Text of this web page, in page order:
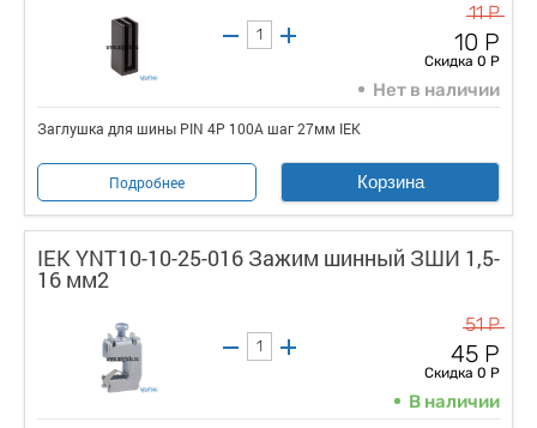
11 Р
10 Р
Скидка 0 Р
Нет в наличии
Заглушка для шины PIN 4Р 100А шаг 27мм IEK
Подробнее Корзина
IEK YNT10-10-25-016 Зажим шинный ЗШИ 1,5-
16 мм2
51 Р
45 Р
Скидка 0 Р
В наличии